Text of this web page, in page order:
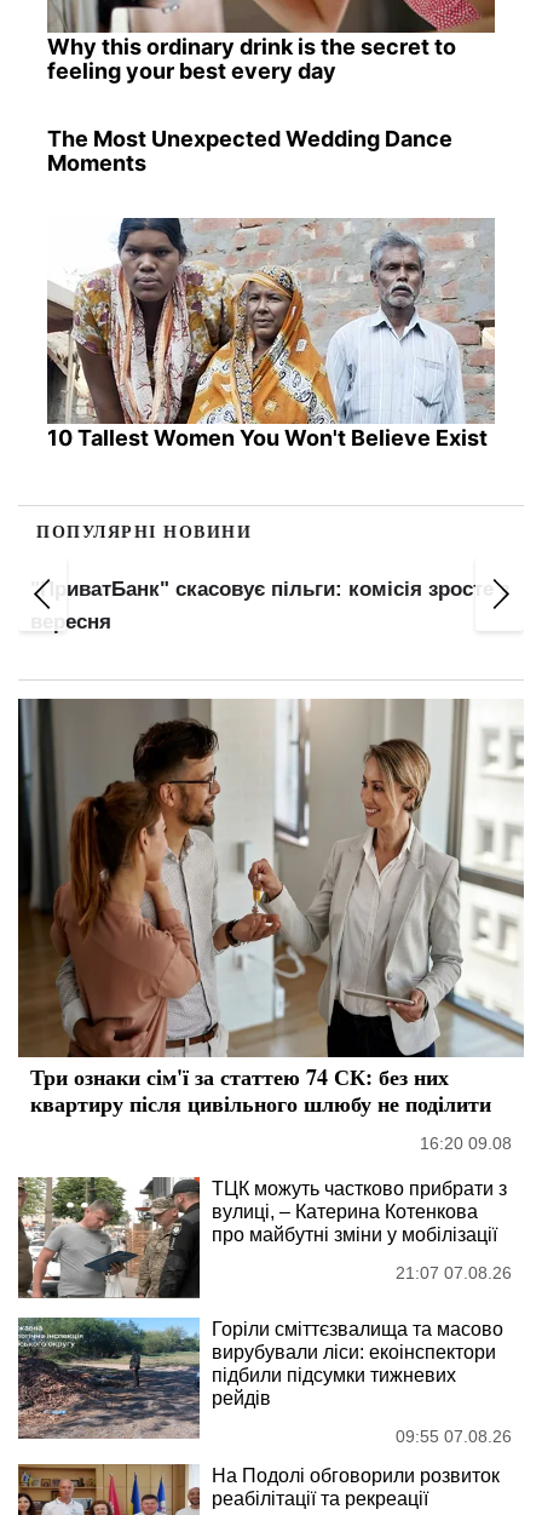
Why this ordinary drink is the secret to
feeling your best every day
The Most Unexpected Wedding Dance
Moments
10 Tallest Women You Won't Believe Exist
ПОПУЛЯРНІ НОВИНИ
"ПриватБанк" скасовує пільги: комісія зросте з
вересня
Три ознаки сім'ї за статтею 74 СК: без них
квартиру після цивільного шлюбу не поділити
16:20 09.08
ТЦК можуть частково прибрати з
вулиці, – Катерина Котенкова
про майбутні зміни у мобілізації
21:07 07.08.26
Горіли сміттєзвалища та масово
вирубували ліси: екоінспектори
підбили підсумки тижневих
рейдів
09:55 07.08.26
На Подолі обговорили розвиток
реабілітації та рекреації